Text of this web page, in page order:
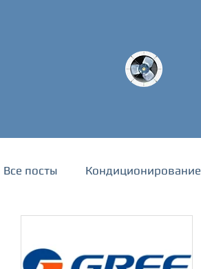
Все посты Кондиционирование